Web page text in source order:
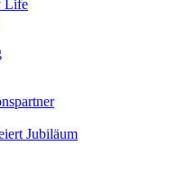
Life
Jubiläum